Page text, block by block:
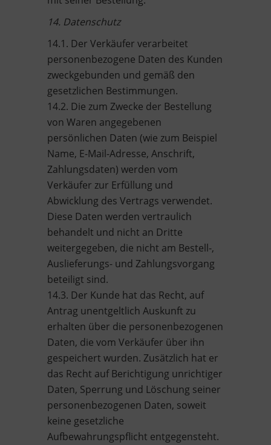
14. Datenschutz
14.1. Der Verkäufer verarbeitet
personenbezogene Daten des Kunden
zweckgebunden und gemäß den
gesetzlichen Bestimmungen.
14.2. Die zum Zwecke der Bestellung
von Waren angegebenen
persönlichen Daten (wie zum Beispiel
Name, E-Mail-Adresse, Anschrift,
Zahlungsdaten) werden vom
Verkäufer zur Erfüllung und
Abwicklung des Vertrags verwendet.
Diese Daten werden vertraulich
behandelt und nicht an Dritte
weitergegeben, die nicht am Bestell-,
Auslieferungs- und Zahlungsvorgang
beteiligt sind.
14.3. Der Kunde hat das Recht, auf
Antrag unentgeltlich Auskunft zu
erhalten über die personenbezogenen
Daten, die vom Verkäufer über ihn
gespeichert wurden. Zusätzlich hat er
das Recht auf Berichtigung unrichtiger
Daten, Sperrung und Löschung seiner
personenbezogenen Daten, soweit
keine gesetzliche
Aufbewahrungspflicht entgegensteht.